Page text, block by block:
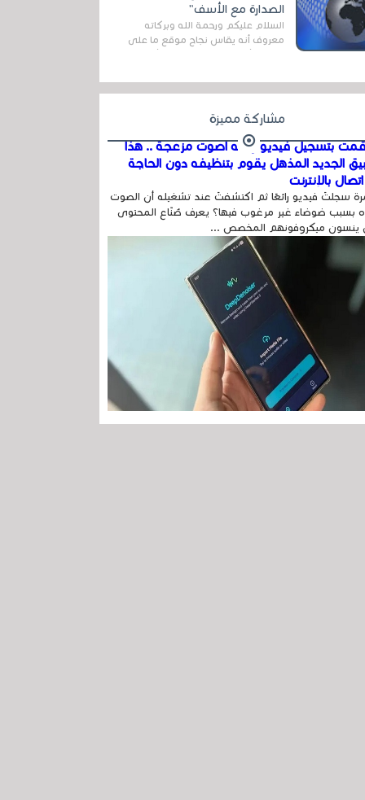
الصدارة مع الأسف"
السلام عليكم ورحمة الله وبركاته
معروف أنه يقاس نجاح موقع ما على
في...
مشاركة مميزة
بتسجيل فيديو وفيه أصوت مزعجة .. هذا
الجديد المذهل يقوم بتنظيفه دون الحاجة
بالإنترنت
سجلتَ فيديو رائعًا ثم اكتشفتَ عند تشغيله أن الصوت
بسبب ضوضاء غير مرغوب فيها؟ يعرف صُنّاع المحتوى
ينسون ميكروفونهم المخصص ...